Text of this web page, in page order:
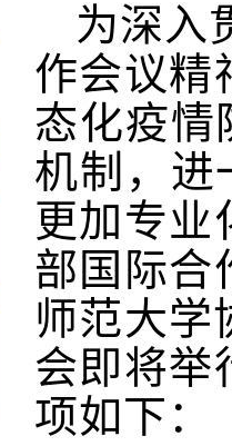
为深入
作会议精
态化疫情
机制，进
更加专业
部国际合
师范大学
会即将举
项如下：